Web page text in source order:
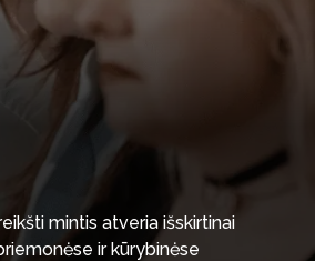
mintis atveria išskirtinai
ir kūrybinėse